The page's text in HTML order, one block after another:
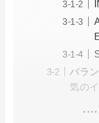
バラ
気の